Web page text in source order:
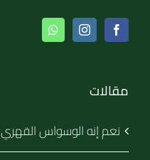
مقالات
نعم إنه الوسواس القهري